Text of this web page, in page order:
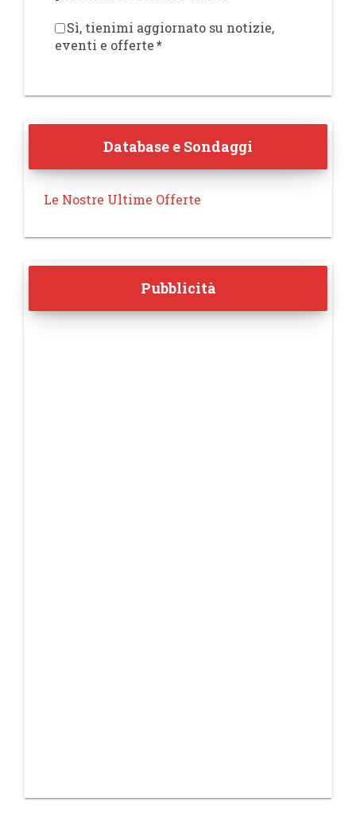
Sì, tienimi aggiornato su notizie,
eventi e offerte*
Database e Sondaggi
Le Nostre Ultime Offerte
Pubblicità